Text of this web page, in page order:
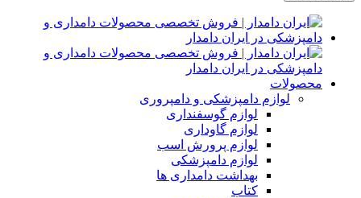
محصولات
لوازم دامپزشکی و دامپروری
لوازم گوسفنداری
لوازم گاوداری
لوازم پرورش اسب
لوازم دامپزشکی
بهداشت دامداری ها
کتاب